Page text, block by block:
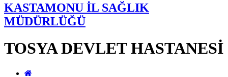
KASTAMONU İL SAĞLIK
MÜDÜRLÜĞÜ
TOSYA DEVLET HASTANESİ